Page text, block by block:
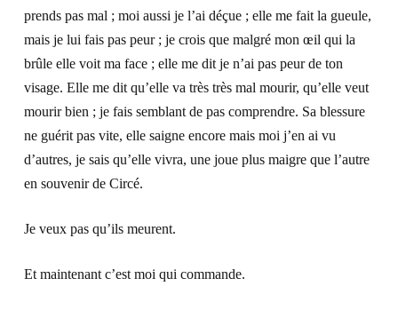
prends pas mal ; moi aussi je l’ai déçue ; elle me fait la gueule,
mais je lui fais pas peur ; je crois que malgré mon œil qui la
brûle elle voit ma face ; elle me dit je n’ai pas peur de ton
visage. Elle me dit qu’elle va très très mal mourir, qu’elle veut
mourir bien ; je fais semblant de pas comprendre. Sa blessure
ne guérit pas vite, elle saigne encore mais moi j’en ai vu
d’autres, je sais qu’elle vivra, une joue plus maigre que l’autre
en souvenir de Circé.
Je veux pas qu’ils meurent.
Et maintenant c’est moi qui commande.